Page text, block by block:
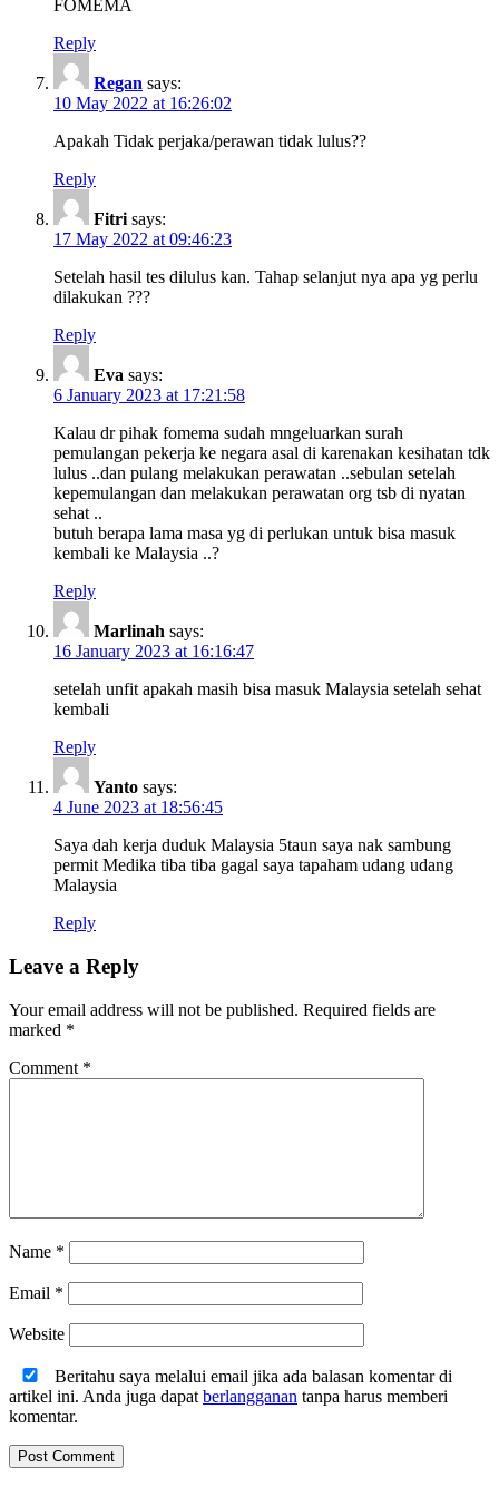
FOMEMA
Reply
Regan says:
10 May 2022 at 16:26:02
Apakah Tidak perjaka/perawan tidak lulus??
Reply
Fitri says:
17 May 2022 at 09:46:23
Setelah hasil tes dilulus kan. Tahap selanjut nya apa yg perlu
dilakukan ???
Reply
Eva says:
6 January 2023 at 17:21:58
Kalau dr pihak fomema sudah mngeluarkan surah
pemulangan pekerja ke negara asal di karenakan kesihatan tdk
lulus ..dan pulang melakukan perawatan ..sebulan setelah
kepemulangan dan melakukan perawatan org tsb di nyatan
sehat ..
butuh berapa lama masa yg di perlukan untuk bisa masuk
kembali ke Malaysia ..?
Reply
Marlinah says:
16 January 2023 at 16:16:47
setelah unfit apakah masih bisa masuk Malaysia setelah sehat
kembali
Reply
Yanto says:
4 June 2023 at 18:56:45
Saya dah kerja duduk Malaysia 5taun saya nak sambung
permit Medika tiba tiba gagal saya tapaham udang udang
Malaysia
Reply
Leave a Reply
Your email address will not be published. Required fields are
marked *
Comment *
Name *
Email *
Website
Beritahu saya melalui email jika ada balasan komentar di
artikel ini. Anda juga dapat berlangganan tanpa harus memberi
komentar.